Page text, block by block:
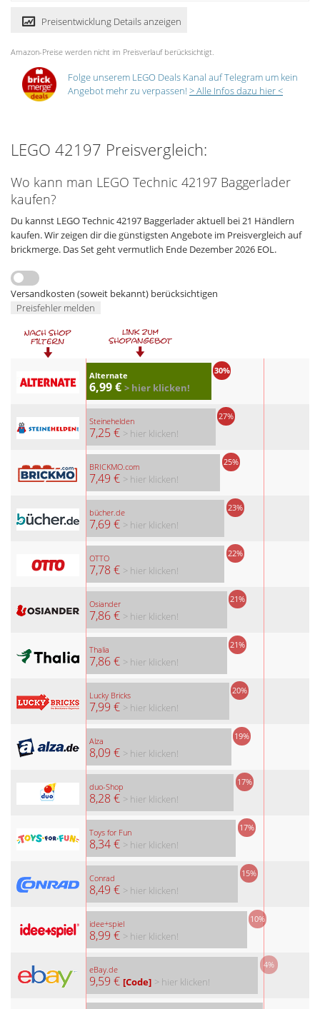
Preisentwicklung Details anzeigen
Amazon-Preise werden nicht im Preisverlauf berücksichtigt.
Folge unserem LEGO Deals Kanal auf Telegram um kein
Angebot mehr zu verpassen! > Alle Infos dazu hier <
LEGO 42197 Preisvergleich:
Wo kann man LEGO Technic 42197 Baggerlader
kaufen?
Du kannst LEGO Technic 42197 Baggerlader aktuell bei 21 Händlern
kaufen. Wir zeigen dir die günstigsten Angebote im Preisvergleich auf
brickmerge. Das Set geht vermutlich Ende Dezember 2026 EOL.
Versandkosten (soweit bekannt) berücksichtigen
Preisfehler melden
Alternate
6,99 €
30%
> hier klicken!
Steinehelden
7,25 €
27%
> hier klicken!
BRICKMO.com
7,49 €
25%
> hier klicken!
bücher.de
7,69 €
23%
> hier klicken!
OTTO
7,78 €
22%
> hier klicken!
Osiander
7,86 €
21%
> hier klicken!
Thalia
7,86 €
21%
> hier klicken!
Lucky Bricks
7,99 €
20%
> hier klicken!
Alza
8,09 €
19%
> hier klicken!
duo-Shop
8,28 €
17%
> hier klicken!
Toys for Fun
8,34 €
17%
> hier klicken!
Conrad
8,49 €
15%
> hier klicken!
idee+spiel
8,99 €
10%
> hier klicken!
eBay.de
9,59 € [Code]
4%
> hier klicken!